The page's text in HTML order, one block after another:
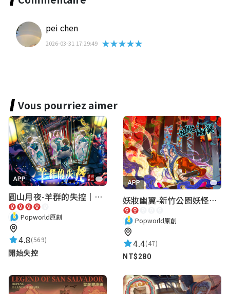
pei chen
2026-03-31 17:29:49 ★★★★★
Vous pourriez aimer
APP
圓山月夜-羊群的失控｜圓山飯店 ARG實境解謎遊戲
Popworld原創
4.8(569)
開始失控
APP
妖妝幽翼-新竹公園妖怪懸疑事件
Popworld原創
4.4(47)
NT$280